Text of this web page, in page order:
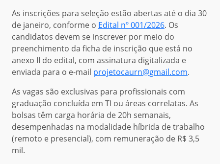
As inscrições para seleção estão abertas até o dia 30
de janeiro, conforme o Edital nº 001/2026. Os
candidatos devem se inscrever por meio do
preenchimento da ficha de inscrição que está no
anexo II do edital, com assinatura digitalizada e
enviada para o e-mail projetocaurn@gmail.com.
As vagas são exclusivas para profissionais com
graduação concluída em TI ou áreas correlatas. As
bolsas têm carga horária de 20h semanais,
desempenhadas na modalidade híbrida de trabalho
(remoto e presencial), com remuneração de R$ 3,5
mil.